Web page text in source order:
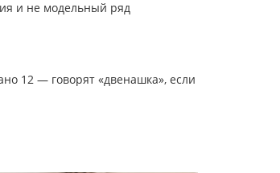
и не модельный ряд
12 — говорят «двенашка», если